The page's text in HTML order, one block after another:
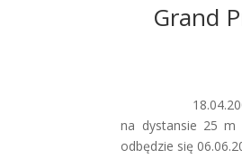
Grand
na dystansie 25 m
odbędzie się